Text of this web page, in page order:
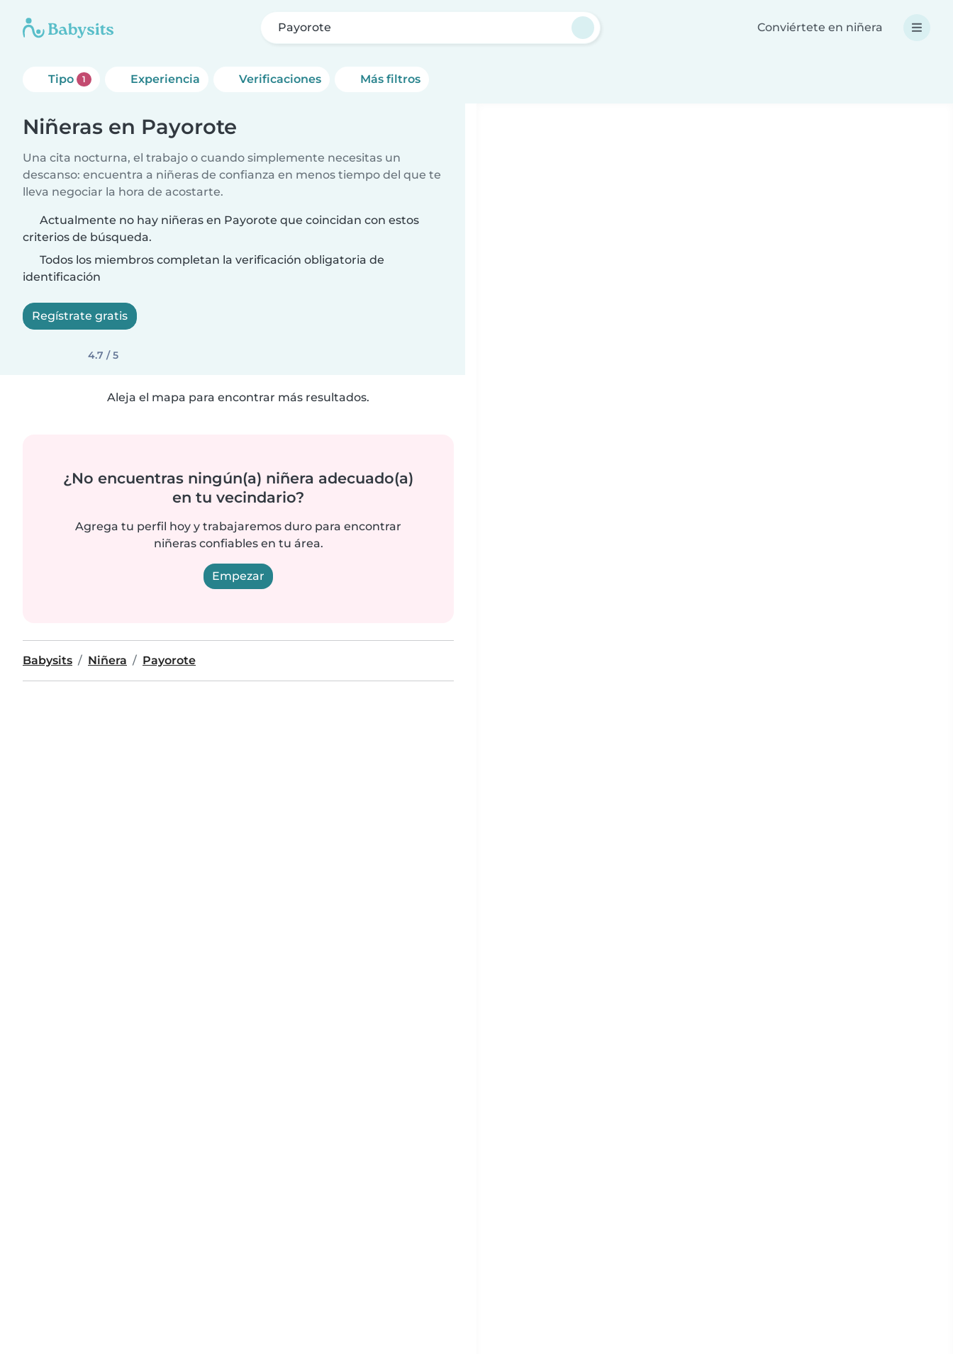
Payorote Conviértete en niñera
Tipo 1 Experiencia Verificaciones Más filtros
Niñeras en Payorote
Una cita nocturna, el trabajo o cuando simplemente necesitas un
descanso: encuentra a niñeras de confianza en menos tiempo del que te
lleva negociar la hora de acostarte.
Actualmente no hay niñeras en Payorote que coincidan con estos
criterios de búsqueda.
Todos los miembros completan la verificación obligatoria de
identificación
Regístrate gratis
4.7 / 5
Aleja el mapa para encontrar más resultados.
¿No encuentras ningún(a) niñera adecuado(a)
en tu vecindario?
Agrega tu perfil hoy y trabajaremos duro para encontrar
niñeras confiables en tu área.
Empezar
Babysits Niñera Payorote